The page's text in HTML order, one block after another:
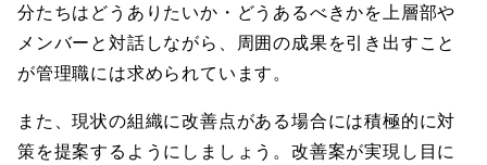
分たちはどうありたいか・どうあるべきかを上層部や
メンバーと対話しながら、周囲の成果を引き出すこと
が管理職には求められています。
また、現状の組織に改善点がある場合には積極的に対
策を提案するようにしましょう。改善案が実現し目に